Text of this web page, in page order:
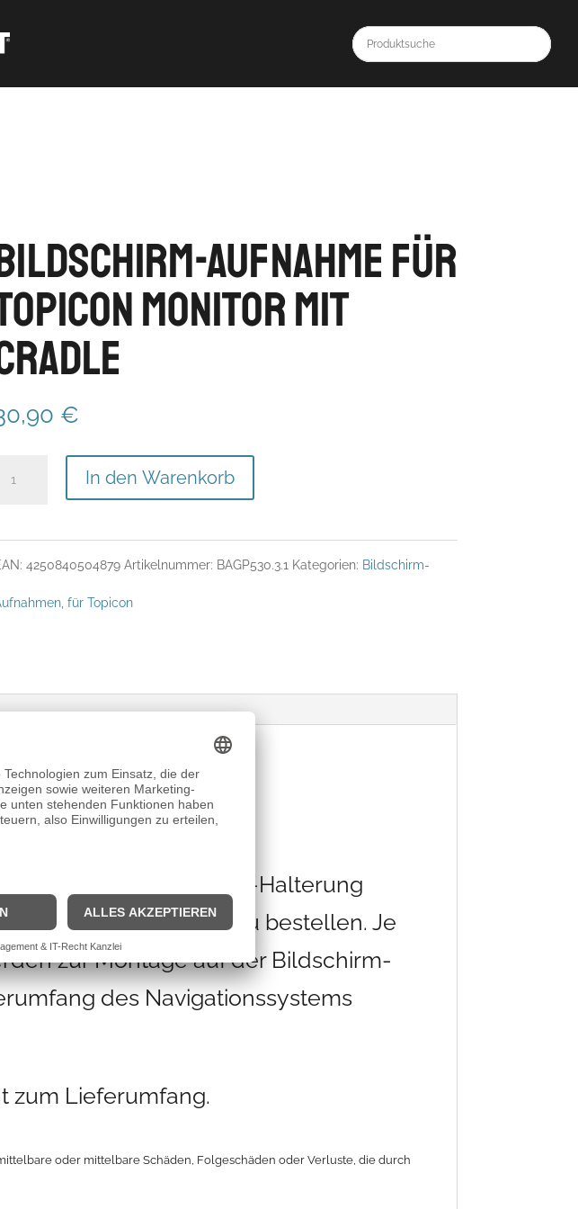
Aufnahme für
Monitor mit
€
Bildschirm-In den Warenkorb
4250840504879 Artikelnummer: BAGP530.3.1 Kategorien: Bildschirm-
, für Topicon
Navi-Halterung
als Einbauset zu bestellen. Je
zur Montage auf der Bildschirm-
des Navigationssystems
zum Lieferumfang.
oder mittelbare Schäden, Folgeschäden oder Verluste, die durch